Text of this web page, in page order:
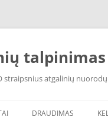
talpinimas
straipsnius atgalinių
DRAUDIMAS